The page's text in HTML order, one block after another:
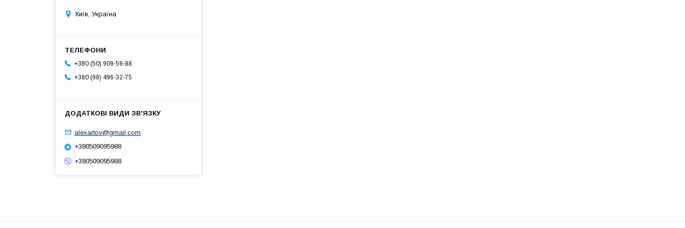
Київ, Україна
+380 (50) 909-59-88
+380 (98) 496-32-75
alexartov@gmail.com
+380509095988
+380509095988